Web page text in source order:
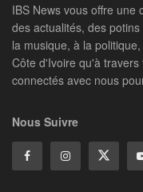
IBS News vous offre une
des actualités, des
la musique, à la
Côte d'Ivoire qu'à
connectés avec nous
Nous Suivre